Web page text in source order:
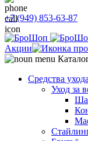
+7 (949) 853-63-87
Акции
Средства ухода
Уход за